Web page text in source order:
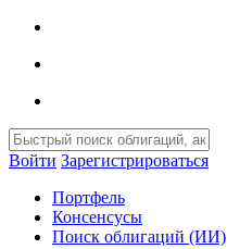
Войти Зарегистрироваться
Портфель
Консенсусы
Поиск облигаций (ИИ)